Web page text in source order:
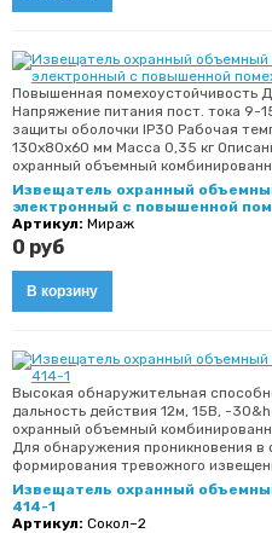
Повышенная помехоустойчивость
Напряжение питания пост. тока 9-
защиты оболочки IP30 Рабочая
130x80x60 мм Масса 0,35 кг
охранный объемный
Извещатель охранный
электронный с повышенной
Артикул: Мираж
0 руб
Высокая обнаружительная
дальность действия 12м, 15В, -
охранный объемный
Для обнаружения проникновения в
формирования тревожного
Извещатель охранный
414-1
Артикул: Сокол–2